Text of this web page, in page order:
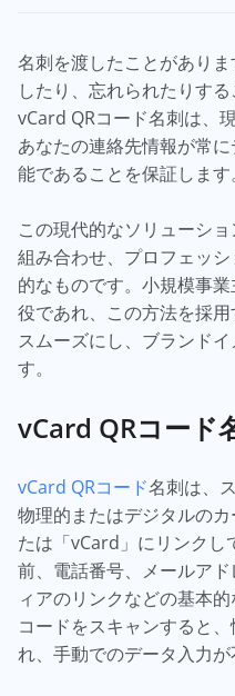
名刺を渡したことがあり
したり、忘れられたりす
vCard QRコード名刺は、
あなたの連絡先情報が常
能であることを保証します。
この現代的なソリューシ
組み合わせ、プロフェッ
的なものです。小規模事
役であれ、この方法を採
スムーズにし、ブランド
す。
vCard QRコード
vCard QRコード名刺は、
物理的またはデジタルの
たは「vCard」にリンクし
前、電話番号、メールア
ィアのリンクなどの基本
コードをスキャンすると
れ、手動でのデータ入力が